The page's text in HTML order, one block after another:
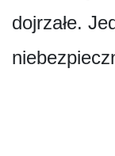
dojrzałe.